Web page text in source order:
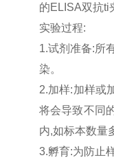
的ELISA双抗ti
实验过程:
1.试剂准备:所
染。
2.加样:加样或
将会导致不同
内,如标本数量
3.孵育:为防止